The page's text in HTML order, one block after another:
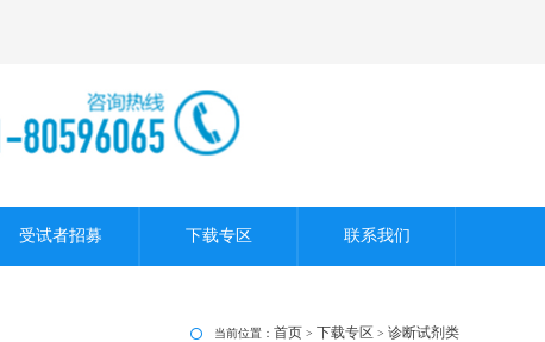
受试者招募 下载专区 联系我们
当前位置： 首页 > 下载专区 > 诊断试剂类